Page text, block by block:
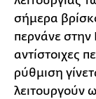
σήμερα
περνάνε στην
αντίστοιχες
ρύθμιση
λειτουργούν